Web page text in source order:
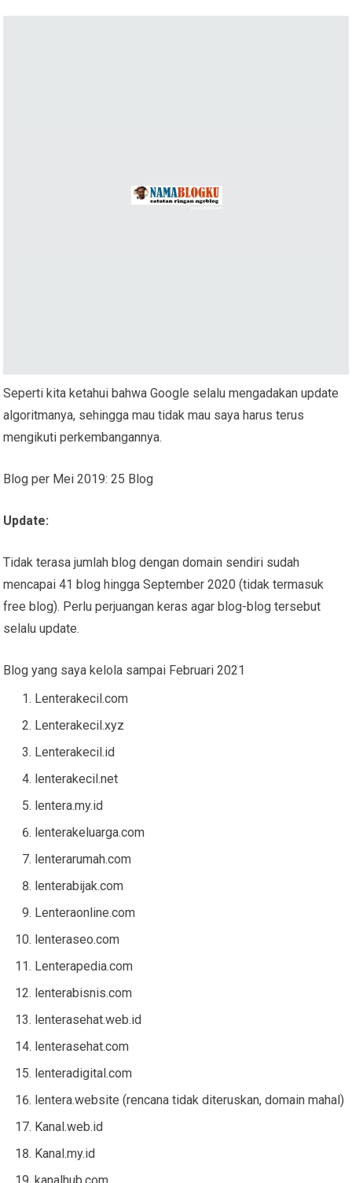
Seperti kita ketahui bahwa Google selalu mengadakan update
algoritmanya, sehingga mau tidak mau saya harus terus
mengikuti perkembangannya.
Blog per Mei 2019: 25 Blog
Update:
Tidak terasa jumlah blog dengan domain sendiri sudah
mencapai 41 blog hingga September 2020 (tidak termasuk
free blog). Perlu perjuangan keras agar blog-blog tersebut
selalu update.
Blog yang saya kelola sampai Februari 2021
Lenterakecil.com
Lenterakecil.xyz
Lenterakecil.id
lenterakecil.net
lentera.my.id
lenterakeluarga.com
lenterarumah.com
lenterabijak.com
Lenteraonline.com
lenteraseo.com
Lenterapedia.com
lenterabisnis.com
lenterasehat.web.id
lenterasehat.com
lenteradigital.com
lentera.website (rencana tidak diteruskan, domain mahal)
Kanal.web.id
Kanal.my.id